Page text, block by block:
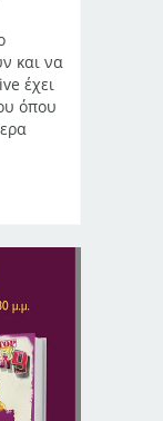
και να
έχει
όπου